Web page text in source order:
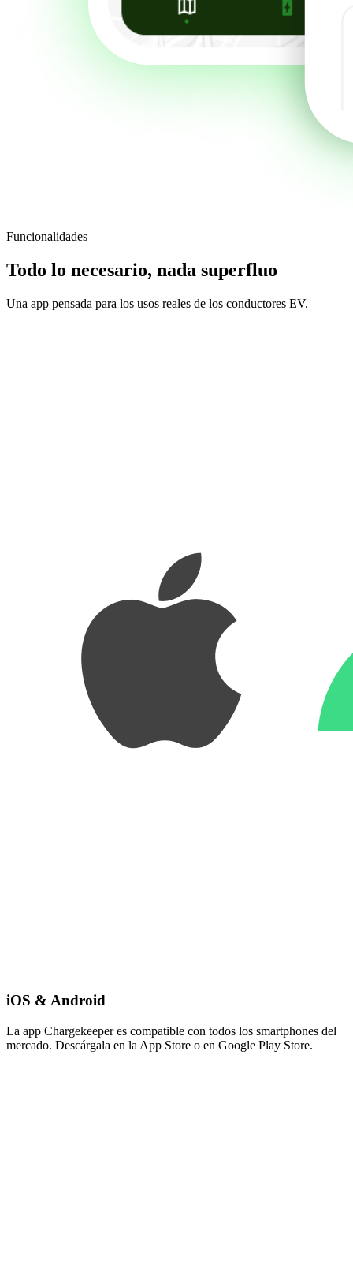
Funcionalidades
Todo lo necesario, nada superfluo
Una app pensada para los usos reales de los conductores EV.
iOS & Android
La app Chargekeeper es compatible con todos los smartphones del
mercado. Descárgala en la App Store o en Google Play Store.